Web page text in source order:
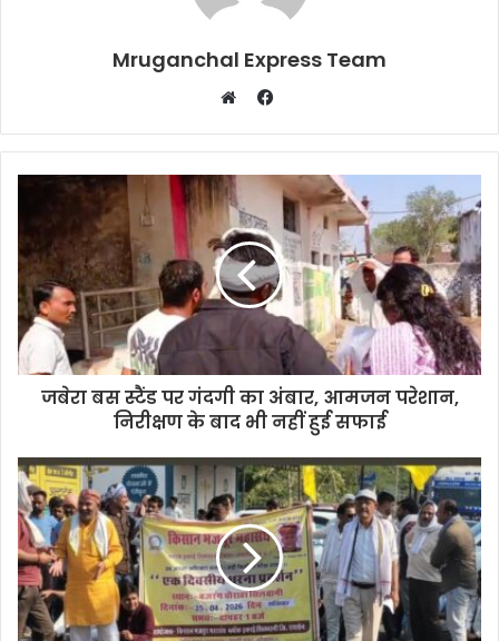
Mruganchal Express Team
Facebook
जबेरा बस स्टैंड पर गंदगी का अंबार, आमजन परेशान,
निरीक्षण के बाद भी नहीं हुई सफाई